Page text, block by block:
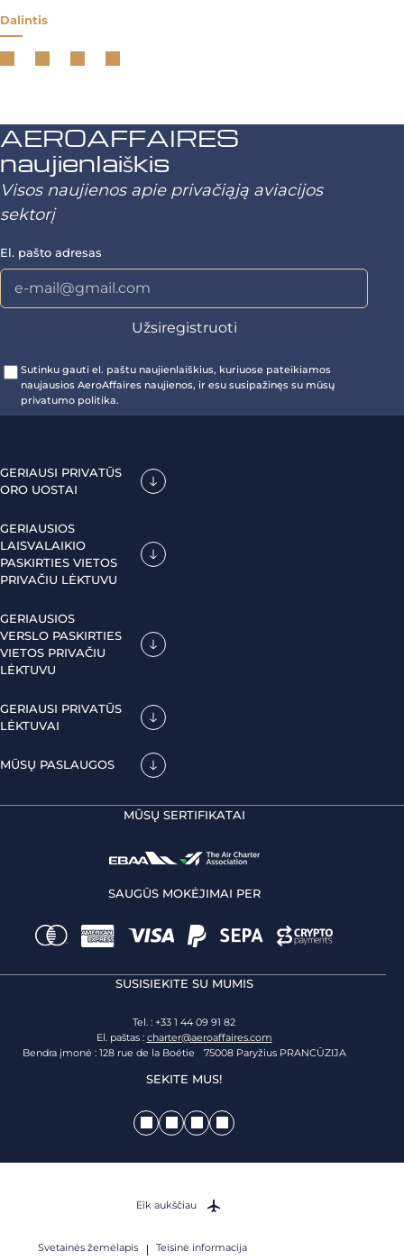
Dalintis
AEROAFFAIRES
naujienlaiškis
Visos naujienos apie privačiąją aviacijos
sektorį
El. pašto adresas
Sutinku gauti el. paštu naujienlaiškius, kuriuose pateikiamos
naujausios AeroAffaires naujienos, ir esu susipažinęs su mūsų
privatumo politika.
GERIAUSI PRIVATŪS
ORO UOSTAI
GERIAUSIOS
LAISVALAIKIO
PASKIRTIES VIETOS
PRIVAČIU LĖKTUVU
GERIAUSIOS
VERSLO PASKIRTIES
VIETOS PRIVAČIU
LĖKTUVU
GERIAUSI PRIVATŪS
LĖKTUVAI
MŪSŲ PASLAUGOS
MŪSŲ SERTIFIKATAI
SAUGŪS MOKĖJIMAI PER
SUSISIEKITE SU MUMIS
Tel. : +33 1 44 09 91 82
El. paštas : charter@aeroaffaires.com
Bendra įmonė : 128 rue de la Boétie 75008 Paryžius PRANCŪZIJA
SEKITE MUS!
Svetainės žemėlapis
Teisinė informacija
Eik aukščiau